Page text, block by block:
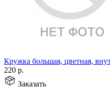
Кружка большая, цветная,
220 р.
Заказать